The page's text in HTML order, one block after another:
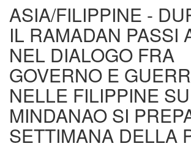
ASIA/FILIPPINE -
IL RAMADAN PASSI
NEL DIALOGO FRA
GOVERNO E
NELLE FILIPPINE
MINDANAO SI
SETTIMANA DELLA